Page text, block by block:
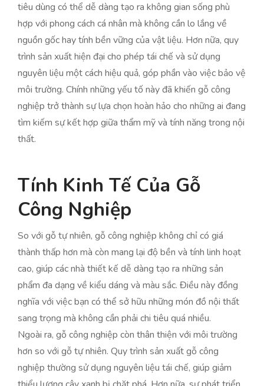
tiêu dùng có thể dễ dàng tạo ra không gian sống phù
hợp với phong cách cá nhân mà không cần lo lắng về
nguồn gốc hay tính bền vững của vật liệu. Hơn nữa, quy
trình sản xuất hiện đại cho phép tái chế và sử dụng
nguyên liệu một cách hiệu quả, góp phần vào việc bảo vệ
môi trường. Chính những yếu tố này đã khiến gỗ công
nghiệp trở thành sự lựa chọn hoàn hảo cho những ai đang
tìm kiếm sự kết hợp giữa thẩm mỹ và tính năng trong nội
thất.
Tính Kinh Tế Của Gỗ
Công Nghiệp
So với gỗ tự nhiên, gỗ công nghiệp không chỉ có giá
thành thấp hơn mà còn mang lại độ bền và tính linh hoạt
cao, giúp các nhà thiết kế dễ dàng tạo ra những sản
phẩm đa dạng về kiểu dáng và màu sắc. Điều này đồng
nghĩa với việc bạn có thể sở hữu những món đồ nội thất
sang trọng mà không cần phải chi tiêu quá nhiều.
Ngoài ra, gỗ công nghiệp còn thân thiện với môi trường
hơn so với gỗ tự nhiên. Quy trình sản xuất gỗ công
nghiệp thường sử dụng nguyên liệu tái chế, giúp giảm